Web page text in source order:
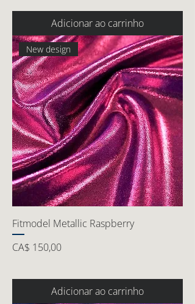
Adicionar ao carrinho
New design
Fitmodel Metallic Raspberry
Preço
CA$ 150,00
Adicionar ao carrinho